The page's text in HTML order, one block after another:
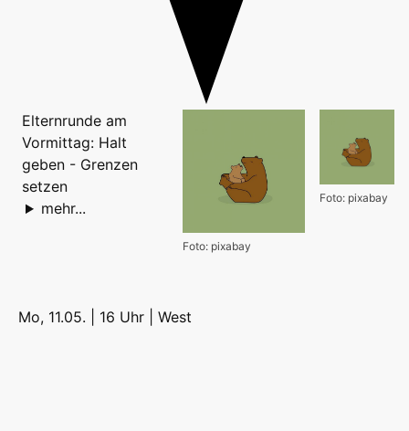
Foto: pixabay
Foto: pixabay
Elternrunde am
Vormittag: Halt
geben - Grenzen
setzen
mehr...
Mo, 11.05. | 16 Uhr | West